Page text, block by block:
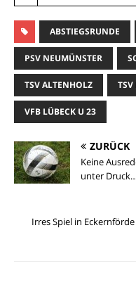
ABSTIEGSRUNDE
PSV NEUMÜNSTER
TSV ALTENHOLZ TSV
VFB LÜBECK U 23
ZURÜCK
Keine
unter
Irres Spiel in Eckernförde